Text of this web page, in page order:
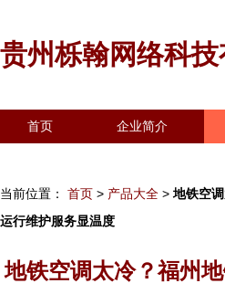
贵州栎翰网络科技
首页 企业简介
当前位置： 首页 > 产品大全 > 地铁空
运行维护服务显温度
地铁空调太冷？福州